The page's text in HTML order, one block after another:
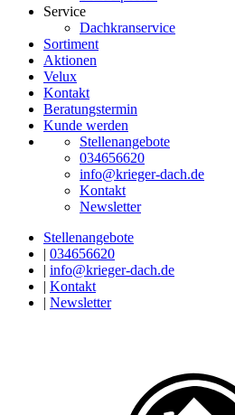
Service
Dachkranservice
Sortiment
Aktionen
Velux
Kontakt
Beratungstermin
Kunde werden
Stellenangebote
034656620
info@krieger-dach.de
Kontakt
Newsletter
Stellenangebote
| 034656620
| info@krieger-dach.de
| Kontakt
| Newsletter